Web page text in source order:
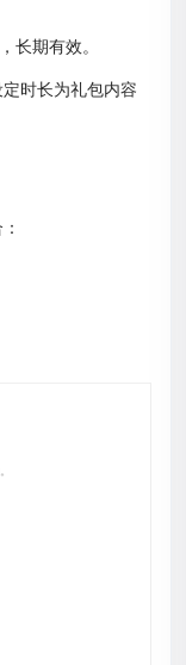
长期有效。
时长为礼包内容